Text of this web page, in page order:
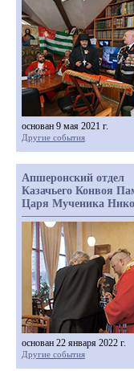
основан 9 мая 2021 г.
Другие события
Апшеронский отдел
Казачьего Конвоя
Царя Мученика
основан 22 января 2022 г.
Другие события